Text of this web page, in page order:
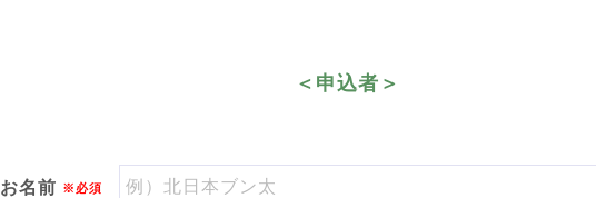
＜申込者＞
お名前 ※必須